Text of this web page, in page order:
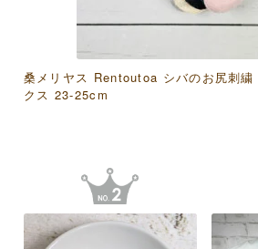
桑メリヤス Rentoutoa シバのお尻刺繍
クス 23-25cm
アクティブコーポレーション モフサン
ィングカード
濱文様 和たおるセミウォッシュ おし